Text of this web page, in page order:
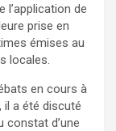
l’application de
prise en
émises au
locales.
en cours à
, il a été discuté
d’une